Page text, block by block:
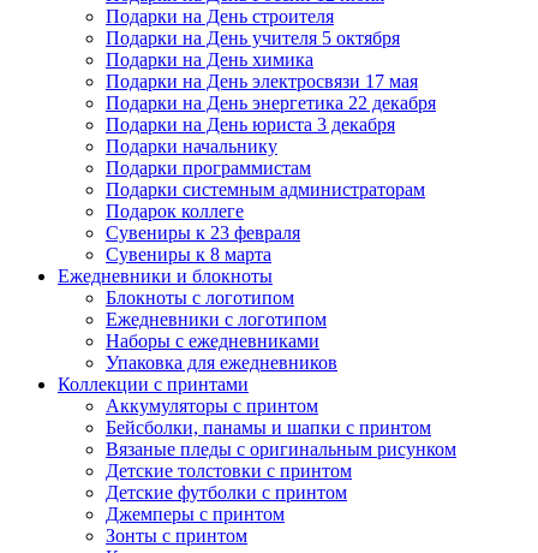
Подарки на День строителя
Подарки на День учителя 5 октября
Подарки на День химика
Подарки на День электросвязи 17 мая
Подарки на День энергетика 22 декабря
Подарки на День юриста 3 декабря
Подарки начальнику
Подарки программистам
Подарки системным администраторам
Подарок коллеге
Сувениры к 23 февраля
Сувениры к 8 марта
Ежедневники и блокноты
Блокноты с логотипом
Ежедневники с логотипом
Наборы с ежедневниками
Упаковка для ежедневников
Коллекции с принтами
Аккумуляторы с принтом
Бейсболки, панамы и шапки с принтом
Вязаные пледы с оригинальным рисунком
Детские толстовки с принтом
Детские футболки с принтом
Джемперы с принтом
Зонты с принтом